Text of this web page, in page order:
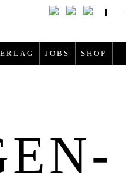
JOBS SHOP